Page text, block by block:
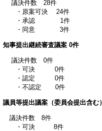
議決件数 28件
・原案可決 24件
・承認 1件
・同意 3件
知事提出継続審査議案 0件
議決件数 0件
・可決 0件
・認定 0件
・不認定 0件
議員等提出議案（委員会提出含む
議決件数 8件
・可決 8件